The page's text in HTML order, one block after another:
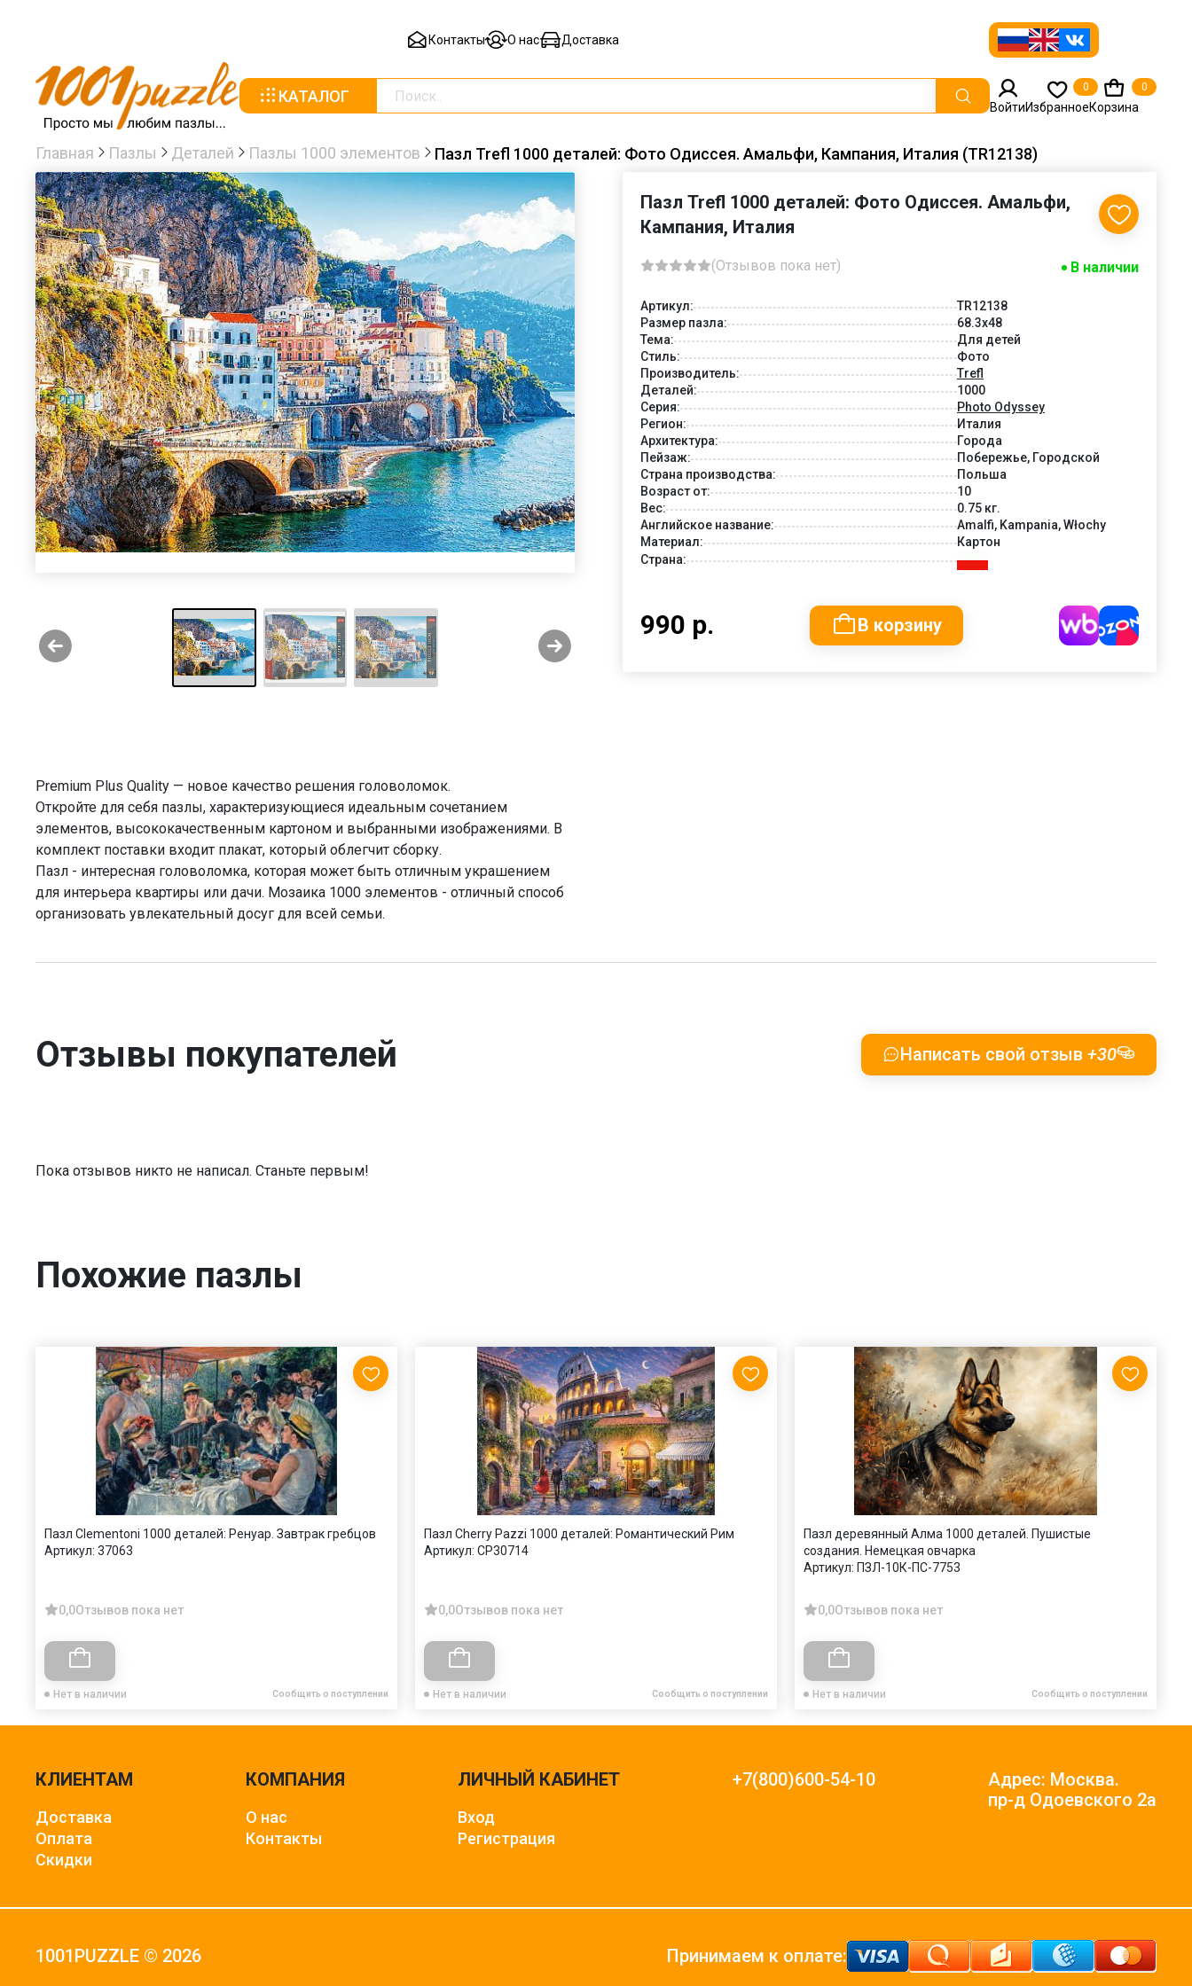
Контакты О нас Доставка
КАТАЛОГ
ВойтиИзбранное
0
Корзина
0
Главная Пазлы Деталей Пазлы 1000 элементов Пазл Trefl 1000 деталей: Фото Одиссея. Амальфи, Кампания, Италия (TR12138)
Premium Plus Quality — новое качество решения головоломок.
Откройте для себя пазлы, характеризующиеся идеальным сочетанием
элементов, высококачественным картоном и выбранными изображениями. В
комплект поставки входит плакат, который облегчит сборку.
Пазл - интересная головоломка, которая может быть отличным украшением
для интерьера квартиры или дачи. Мозаика 1000 элементов - отличный способ
организовать увлекательный досуг для всей семьи.
Пазл Trefl 1000 деталей: Фото Одиссея. Амальфи,
Кампания, Италия
(Отзывов пока нет) В наличии
Артикул:
TR12138
Размер пазла:
68.3x48
Тема:
Для детей
Стиль:
Фото
Производитель:
Trefl
Деталей:
1000
Серия:
Photo Odyssey
Регион:
Италия
Архитектура:
Города
Пейзаж:
Побережье, Городской
Страна производства:
Польша
Возраст от:
10
Вес:
0.75 кг.
Английское название:
Amalfi, Kampania, Włochy
Материал:
Картон
Страна:
990 р. В корзину
Отзывы покупателей Написать свой отзыв +30
Пока отзывов никто не написал. Станьте первым!
Похожие пазлы
Пазл Clementoni 1000 деталей: Ренуар. Завтрак гребцов
Артикул: 37063
0,0Отзывов пока нет
Нет в наличии Сообщить о поступлении
Пазл Cherry Pazzi 1000 деталей: Романтический Рим
Артикул: CP30714
0,0Отзывов пока нет
Нет в наличии Сообщить о поступлении
Пазл деревянный Алма 1000 деталей. Пушистые
создания. Немецкая овчарка
Артикул: ПЗЛ-10К-ПС-7753
0,0Отзывов пока нет
Нет в наличии Сообщить о поступлении
КЛИЕНТАМ
Доставка
Оплата
Скидки
КОМПАНИЯ
О нас
Контакты
ЛИЧНЫЙ КАБИНЕТ
Вход
Регистрация
+7(800)600-54-10
Адрес: Москва.
пр-д Одоевского 2а
1001PUZZLE © 2026 Принимаем к оплате: